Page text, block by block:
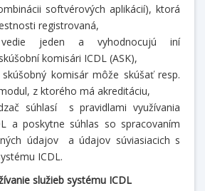
softvérových aplikácií), ktorá
registrovaná,
vedie jeden a vyhodnocujú iní
komisári ICDL (ASK),
komisár môže skúšať resp.
z ktorého má akreditáciu,
súhlasí s pravidlami využívania
a poskytne súhlas so spracovaním
údajov a údajov súviasiacich s
ICDL.
služieb systému ICDL